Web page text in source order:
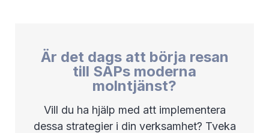
Är det dags att börja resan
till SAPs moderna
molntjänst?
Vill du ha hjälp med att implementera
dessa strategier i din verksamhet? Tveka